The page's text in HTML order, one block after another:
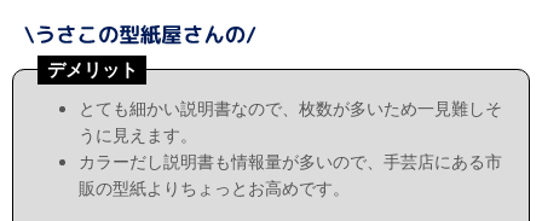
デメリット
とても細かい説明書なので、枚数が多いため一見難しそ
うに見えます。
カラーだし説明書も情報量が多いので、手芸店にある市
販の型紙よりちょっとお高めです。